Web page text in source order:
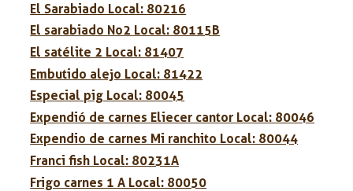
El Sarabiado Local: 80216
El sarabiado No2 Local: 80115B
El satélite 2 Local: 81407
Embutido alejo Local: 81422
Especial pig Local: 80045
Expendió de carnes Eliecer cantor Local: 80046
Expendio de carnes Mi ranchito Local: 80044
Franci fish Local: 80231A
Frigo carnes 1 A Local: 80050